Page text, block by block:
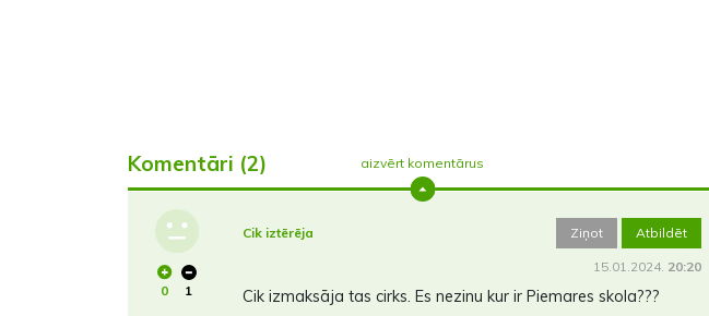
Komentāri (2) aizvērt komentārus
0 1
Cik iztērēja Ziņot Atbildēt
15.01.2024. 20:20
Cik izmaksāja tas cirks. Es nezinu kur ir Piemares skola???